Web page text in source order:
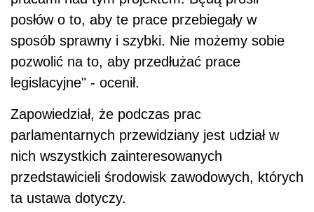
posłów o to, aby te prace przebiegały w
sposób sprawny i szybki. Nie możemy sobie
pozwolić na to, aby przedłużać prace
legislacyjne" - ocenił.
Zapowiedział, że podczas prac
parlamentarnych przewidziany jest udział w
nich wszystkich zainteresowanych
przedstawicieli środowisk zawodowych, których
ta ustawa dotyczy.